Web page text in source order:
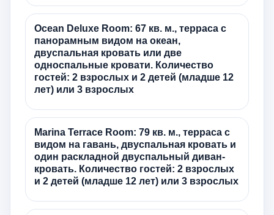
Ocean Deluxe Room: 67 кв. м., терраса с
панорамным видом на океан,
двуспальная кровать или две
односпальные кровати. Количество
гостей: 2 взрослых и 2 детей (младше 12
лет) или 3 взрослых
Marina Terrace Room: 79 кв. м., терраса с
видом на гавань, двуспальная кровать и
один раскладной двуспальный диван-
кровать. Количество гостей: 2 взрослых
и 2 детей (младше 12 лет) или 3 взрослых